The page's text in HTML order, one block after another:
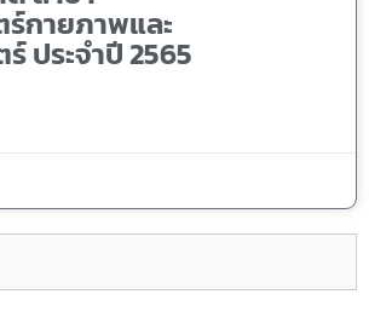
กายภาพและ
ประจำปี 2565